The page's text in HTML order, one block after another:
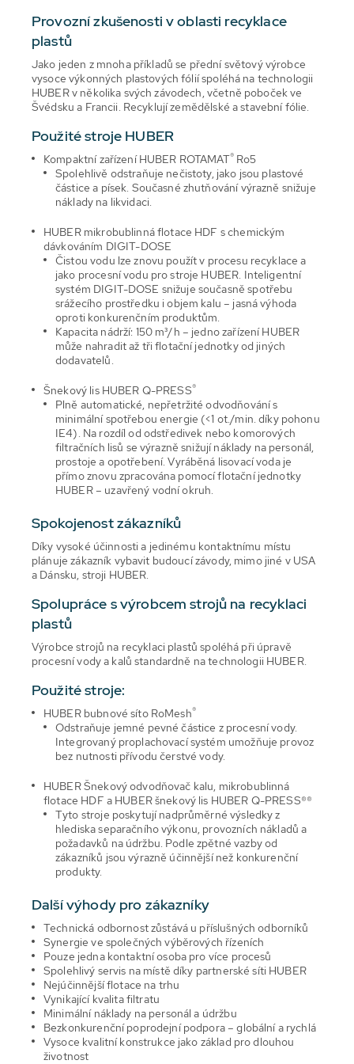
Provozní zkušenosti v oblasti recyklace
plastů
Jako jeden z mnoha příkladů se přední světový výrobce
vysoce výkonných plastových fólií spoléhá na technologii
HUBER v několika svých závodech, včetně poboček ve
Švédsku a Francii. Recyklují zemědělské a stavební fólie.
Použité stroje HUBER
Kompaktní zařízení HUBER ROTAMAT®Ro5
Spolehlivě odstraňuje nečistoty, jako jsou plastové
částice a písek. Současné zhutňování výrazně snižuje
náklady na likvidaci.
HUBER mikrobublinná flotace HDF s chemickým
dávkováním DIGIT-DOSE
Čistou vodu lze znovu použít v procesu recyklace a
jako procesní vodu pro stroje HUBER. Inteligentní
systém DIGIT-DOSE snižuje současně spotřebu
srážecího prostředku i objem kalu – jasná výhoda
oproti konkurenčním produktům.
Kapacita nádrží: 150 m³/h – jedno zařízení HUBER
může nahradit až tři flotační jednotky od jiných
dodavatelů.
Šnekový lis HUBER Q-PRESS®
Plně automatické, nepřetržité odvodňování s
minimální spotřebou energie (<1 ot./min. díky pohonu
IE4). Na rozdíl od odstředivek nebo komorových
filtračních lisů se výrazně snižují náklady na personál,
prostoje a opotřebení. Vyráběná lisovací voda je
přímo znovu zpracována pomocí flotační jednotky
HUBER – uzavřený vodní okruh.
Spokojenost zákazníků
Díky vysoké účinnosti a jedinému kontaktnímu místu
plánuje zákazník vybavit budoucí závody, mimo jiné v USA
a Dánsku, stroji HUBER.
Spolupráce s výrobcem strojů na recyklaci
plastů
Výrobce strojů na recyklaci plastů spoléhá při úpravě
procesní vody a kalů standardně na technologii HUBER.
Použité stroje:
HUBER bubnové síto RoMesh®
Odstraňuje jemné pevné částice z procesní vody.
Integrovaný proplachovací systém umožňuje provoz
bez nutnosti přívodu čerstvé vody.
HUBER Šnekový odvodňovač kalu, mikrobublinná
flotace HDF a HUBER šnekový lis HUBER Q-PRESS®®
Tyto stroje poskytují nadprůměrné výsledky z
hlediska separačního výkonu, provozních nákladů a
požadavků na údržbu. Podle zpětné vazby od
zákazníků jsou výrazně účinnější než konkurenční
produkty.
Další výhody pro zákazníky
Technická odbornost zůstává u příslušných odborníků
Synergie ve společných výběrových řízeních
Pouze jedna kontaktní osoba pro více procesů
Spolehlivý servis na místě díky partnerské síti HUBER
Nejúčinnější flotace na trhu
Vynikající kvalita filtratu
Minimální náklady na personál a údržbu
Bezkonkurenční poprodejní podpora – globální a rychlá
Vysoce kvalitní konstrukce jako základ pro dlouhou
životnost